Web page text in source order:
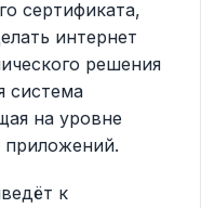
сертификата,
интернет
решения
система
на уровне
приложений.
к